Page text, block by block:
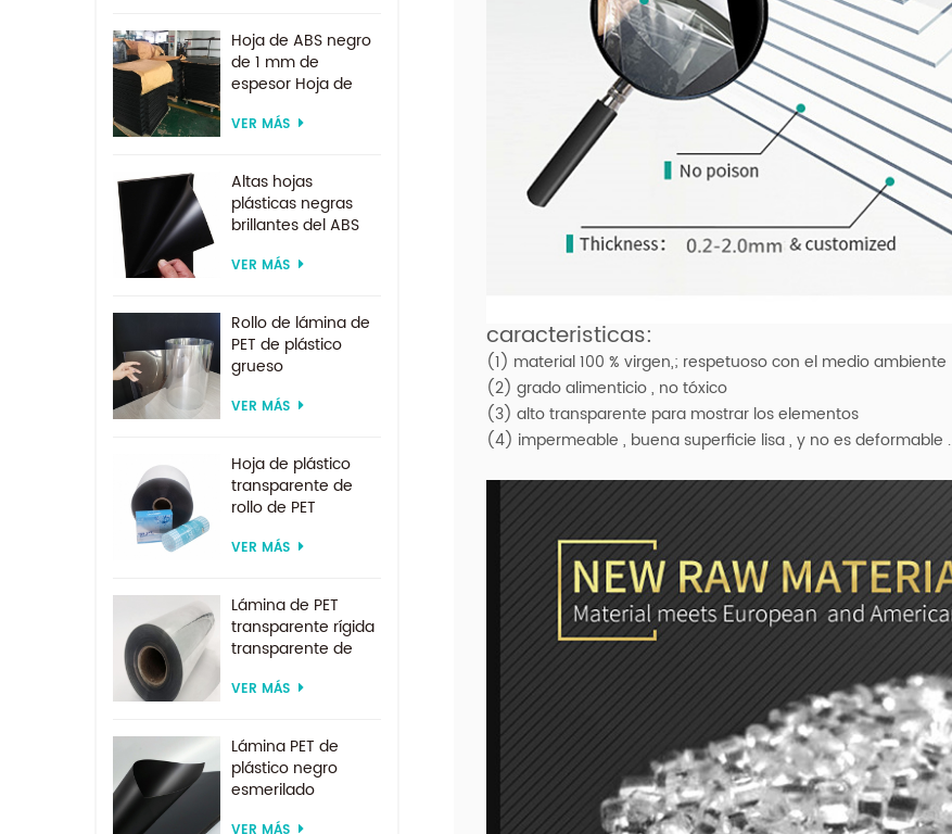
caracteristicas:
(1) material 100 % virgen,; respetuoso con el medio ambiente
(2) grado alimenticio , no tóxico
(3) alto transparente para mostrar los elementos
(4) impermeable , buena superficie lisa , y no es deformable .
Hoja de ABS negro
de 1 mm de
espesor Hoja de
VER MÁS
Altas hojas
plásticas negras
brillantes del ABS
formación al vacío
VER MÁS
Rollo de lámina de
PET de plástico
grueso
transparente rígido
VER MÁS
Hoja de plástico
transparente de
rollo de PET
encargo de
de fábrica para
formación al vacío
VER MÁS
Lámina de PET
transparente rígida
transparente de
formación al vacío
VER MÁS
Lámina PET de
plástico negro
esmerilado
VER MÁS